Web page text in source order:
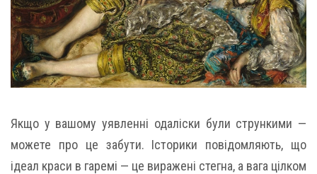
Якщо у вашому уявленні одаліски були стрункими —
можете про це забути. Історики повідомляють, що
ідеал краси в гаремі — це виражені стегна, а вага цілком